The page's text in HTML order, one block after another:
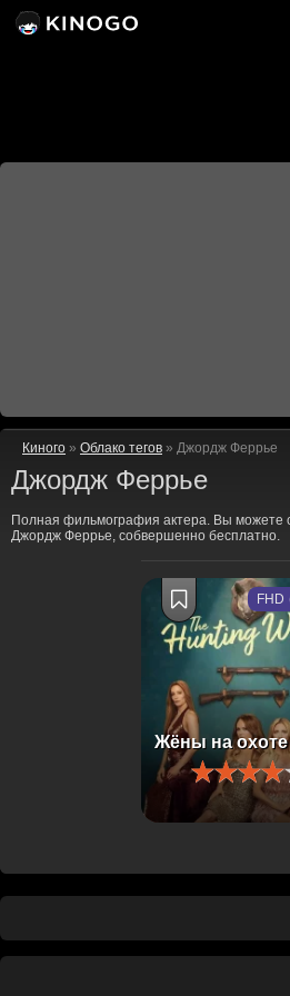
Киного » Облако тегов » Джордж Феррье
Джордж Феррье
Полная фильмография актера. Вы можете
Джордж Феррье, собвершенно бесплатно.
Жёны на охоте